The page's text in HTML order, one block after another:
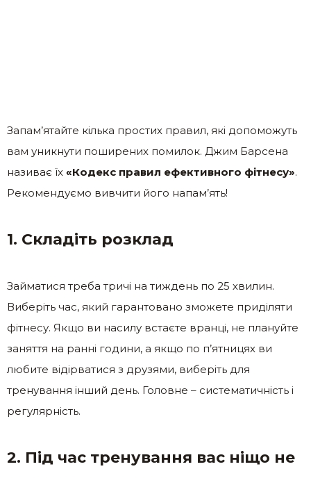
Запам’ятайте кілька простих правил, які допоможуть
вам уникнути поширених помилок. Джим Барсена
називає їх «Кодекс правил ефективного фітнесу».
Рекомендуємо вивчити його напам’ять!
1. Складіть розклад
Займатися треба тричі на тиждень по 25 хвилин.
Виберіть час, який гарантовано зможете приділяти
фітнесу. Якщо ви насилу встаєте вранці, не плануйте
заняття на ранні години, а якщо по п’ятницях ви
любите відірватися з друзями, виберіть для
тренування інший день. Головне – систематичність і
регулярність.
2. Під час тренування вас ніщо не